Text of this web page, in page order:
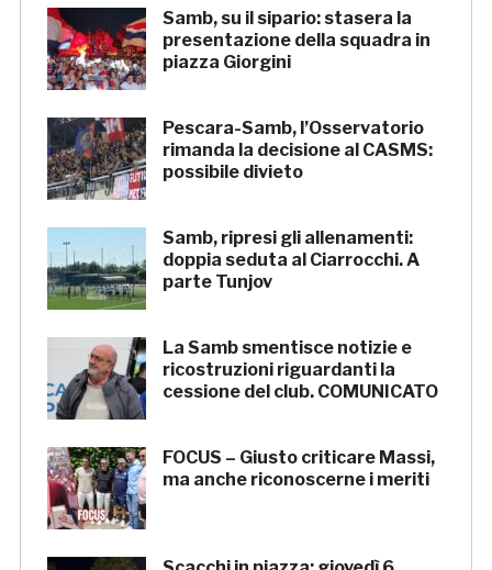
Samb, su il sipario: stasera la
presentazione della squadra in
piazza Giorgini
Pescara-Samb, l’Osservatorio
rimanda la decisione al CASMS:
possibile divieto
Samb, ripresi gli allenamenti:
doppia seduta al Ciarrocchi. A
parte Tunjov
La Samb smentisce notizie e
ricostruzioni riguardanti la
cessione del club. COMUNICATO
FOCUS – Giusto criticare Massi,
ma anche riconoscerne i meriti